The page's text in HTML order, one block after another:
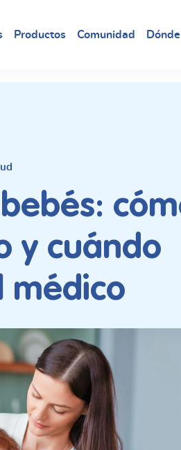
Productos Comunidad
y cuándo
médico